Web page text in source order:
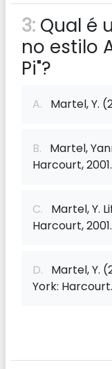
3: Qual é
no estilo
Pi"?
A. Martel, Y.
B. Martel,
Harcourt,
C. Martel, Y.
Harcourt, 2001.
D. Martel, Y.
York: Harcourt.